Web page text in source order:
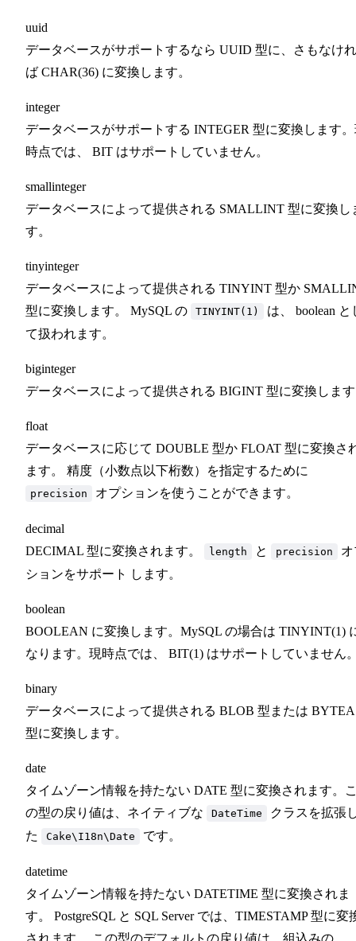
uuid
データベースがサポートするなら UUID 型に、さもなけれ
ば CHAR(36) に変換します。
integer
データベースがサポートする INTEGER 型に変換します
時点では、 BIT はサポートしていません。
smallinteger
データベースによって提供される SMALLINT 型に変換し
す。
tinyinteger
データベースによって提供される TINYINT 型か
型に変換します。 MySQL の
TINYINT(1)
は、 boolean と
て扱われます。
biginteger
データベースによって提供される BIGINT 型に変換しま
float
データベースに応じて DOUBLE 型か FLOAT 型に変換さ
ます。 精度（小数点以下桁数）を指定するために
precision オプションを使うことができます。
decimal
DECIMAL 型に変換されます。
length と precision
ションをサポート します。
boolean
BOOLEAN に変換します。MySQL の場合は TINYINT(1)
なります。現時点では、 BIT(1) はサポートしていません
binary
データベースによって提供される BLOB 型または BYTEA
型に変換します。
date
タイムゾーン情報を持たない DATE 型に変換されます。
の型の戻り値は、ネイティブな
DateTime
クラスを拡張
た
Cake\I18n\Date です。
datetime
タイムゾーン情報を持たない DATETIME 型に変換されま
す。 PostgreSQL と SQL Server では、TIMESTAMP 型に変
されます。 この型のデフォルトの戻り値は、組込みの